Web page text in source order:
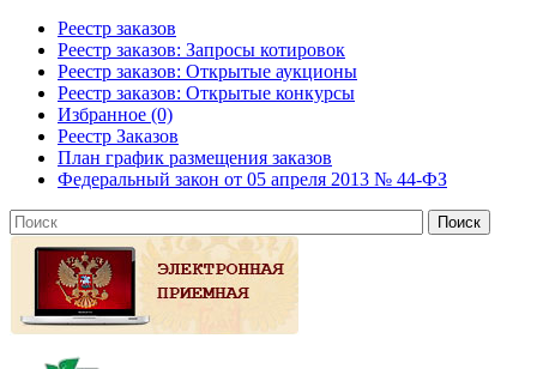
Реестр заказов
Реестр заказов: Запросы котировок
Реестр заказов: Открытые аукционы
Реестр заказов: Открытые конкурсы
Избранное (0)
Реестр Заказов
План график размещения заказов
Федеральный закон от 05 апреля 2013 № 44-ФЗ